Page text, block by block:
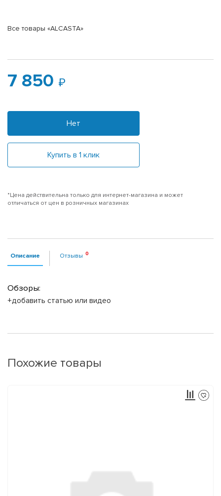
Все товары «ALCASTA»
7 850
Нет
Купить в 1 клик
*Цена действительна только для интернет-магазина и может
отличаться от цен в розничных магазинах
Описание Отзывы
Обзоры:
+добавить статью или видео
Похожие товары